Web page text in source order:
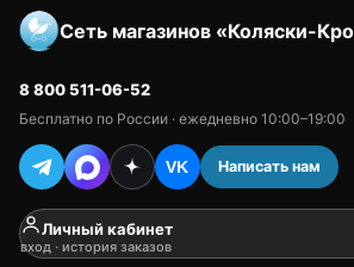
Сеть магазинов «Коляски-
8 800 511-06-52
Бесплатно по России · ежедневно 10:00–19:00
VK Написать нам
Личный кабинет
вход · история заказов